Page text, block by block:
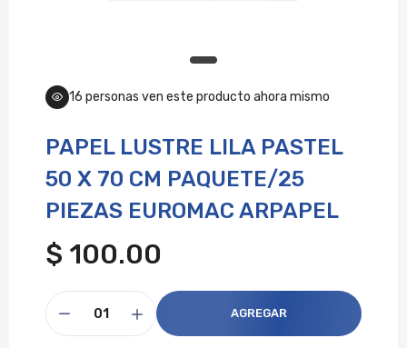
16 personas ven este producto ahora mismo
PAPEL LUSTRE LILA PASTEL
50 X 70 CM PAQUETE/25
PIEZAS EUROMAC ARPAPEL
$ 100.00
AGREGAR